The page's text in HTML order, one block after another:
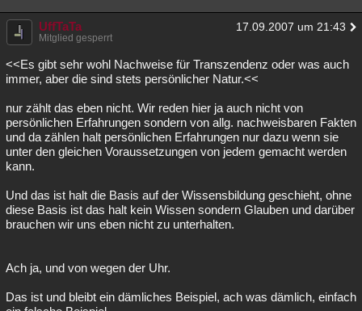
UffTaTa 17.09.2007 um 21:43
Mitglied gesperrt
<<Es gibt sehr wohl Nachweise für Transzendenz oder was auch
immer, aber die sind stets persönlicher Natur.<<
nur zählt das eben nicht. Wir reden hier ja auch nicht von
persönlichen Erfahrungen sondern von allg. nachweisbaren Fakten
und da zählen halt persönlichen Erfahrungen nur dazu wenn sie
unter den gleichen Voraussetzungen von jedem gemacht werden
kann.
Und das ist halt die Basis auf der Wissensbildung geschieht, ohne
diese Basis ist das halt kein Wissen sondern Glauben und darüber
brauchen wir uns eben nicht zu unterhalten.
Ach ja, und von wegen der Uhr.
Das ist und bleibt ein dämliches Beispiel, ach was dämlich, einfach